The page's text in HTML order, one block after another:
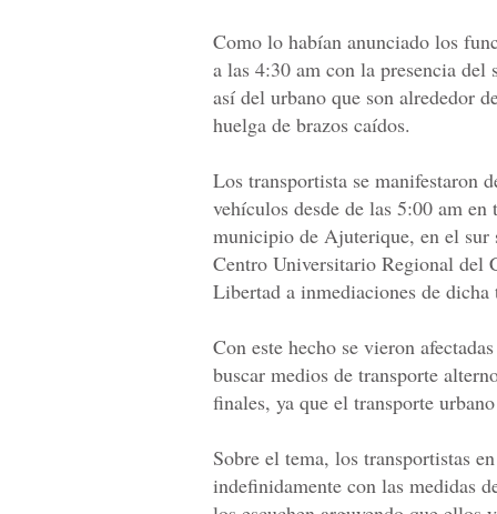
Como lo habían anunciado los
a las 4:30 am con la presencia
así del urbano que son alrededor
huelga de brazos caídos.
Los transportista se manifestaron
vehículos desde de las 5:00 am
municipio de Ajuterique, en el sur
Centro Universitario Regional del
Libertad a inmediaciones de dicha
Con este hecho se vieron
buscar medios de transporte
finales, ya que el transporte
Sobre el tema, los transportistas
indefinidamente con las medidas